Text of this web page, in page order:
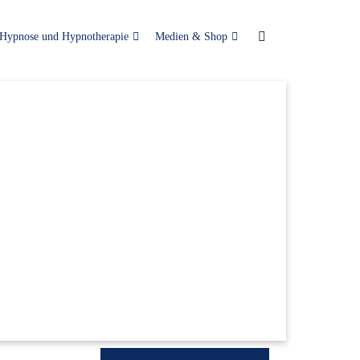
Hypnose und Hypnotherapie Medien & Shop